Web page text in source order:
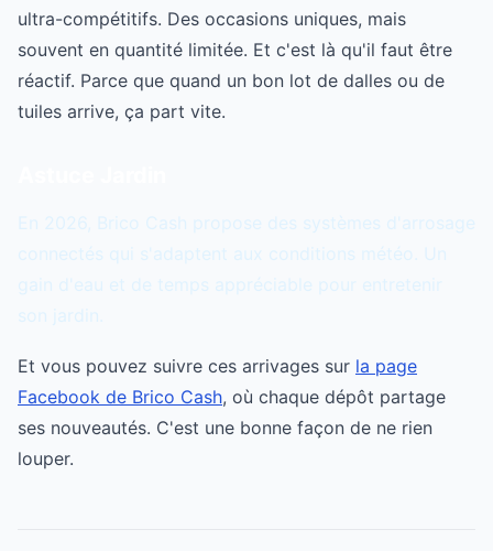
ultra-compétitifs. Des occasions uniques, mais
souvent en quantité limitée. Et c'est là qu'il faut être
réactif. Parce que quand un bon lot de dalles ou de
tuiles arrive, ça part vite.
En 2026, Brico Cash propose des systèmes d'arrosage
connectés qui s'adaptent aux conditions météo. Un
gain d'eau et de temps appréciable pour entretenir
son jardin.
Et vous pouvez suivre ces arrivages sur la page
Facebook de Brico Cash, où chaque dépôt partage
ses nouveautés. C'est une bonne façon de ne rien
louper.